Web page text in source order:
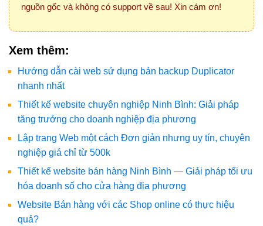
nguồn gốc và không có support về sau! Xin cám ơn!
Xem thêm:
Hướng dẫn cài web sử dụng bản backup Duplicator
nhanh nhất
Thiết kế website chuyên nghiệp Ninh Bình: Giải pháp
tăng trưởng cho doanh nghiệp địa phương
Lập trang Web một cách Đơn giản nhưng uy tín, chuyên
nghiệp giá chỉ từ 500k
Thiết kế website bán hàng Ninh Bình — Giải pháp tối ưu
hóa doanh số cho cửa hàng địa phương
Website Bán hàng với các Shop online có thực hiệu
quả?